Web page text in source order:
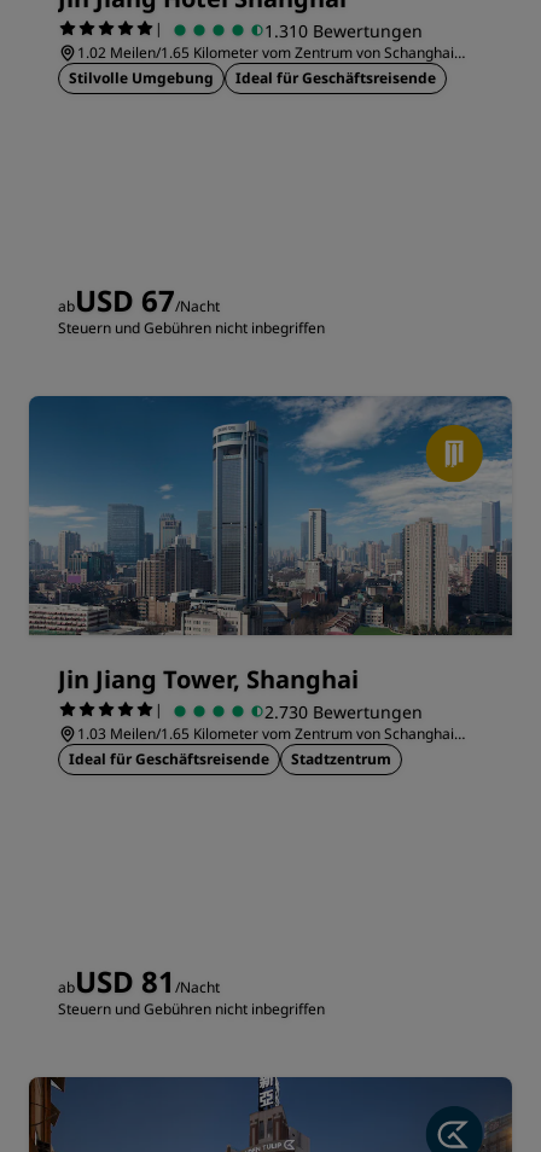
| 1.310 Bewertungen
1.02 Meilen/1.65 Kilometer vom Zentrum von Schanghai
entfernt
Stilvolle Umgebung Ideal für Geschäftsreisende
abUSD 67/Nacht
Steuern und Gebühren nicht inbegriffen
Jin Jiang Tower, Shanghai
| 2.730 Bewertungen
1.03 Meilen/1.65 Kilometer vom Zentrum von Schanghai
entfernt
Ideal für Geschäftsreisende Stadtzentrum
abUSD 81 /Nacht
Steuern und Gebühren nicht inbegriffen